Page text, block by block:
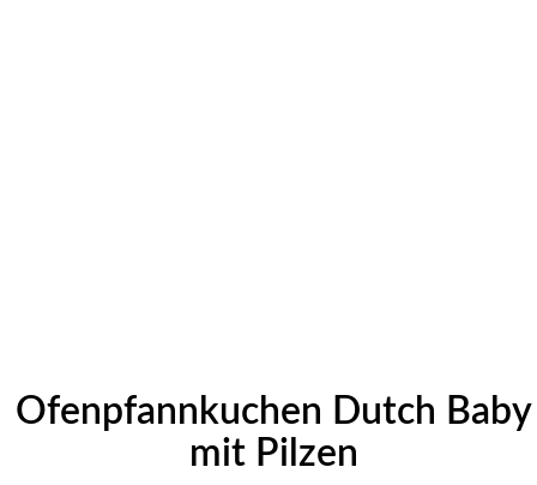
Ofenpfannkuchen Dutch Baby
mit Pilzen